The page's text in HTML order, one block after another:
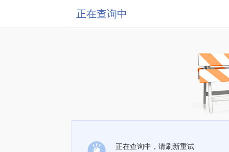
正在查询中
正在查询中，请刷新重试